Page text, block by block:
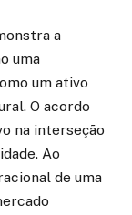
a
uma
um ativo
O acordo
na interseção
Ao
de uma